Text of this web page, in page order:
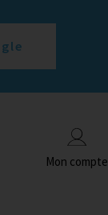
Mon compte